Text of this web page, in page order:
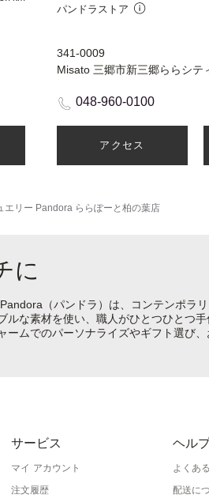
パンドラストア
341-0009
Misato 三郷市新三郷ららシテ
048-960-0100
アクセス
エリー Pandora ららぽーと柏の葉店
に
（パンドラ）は、コンテンポ
ルな素材を使い、職人がひとつひとつ
ムでのパーソナライズやギフト選び
サービス
マイ アカウント
注文履歴
ヘル
よくあ
配送に